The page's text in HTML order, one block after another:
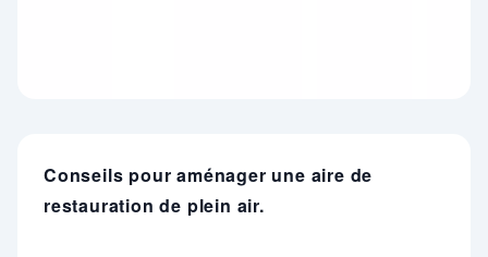
Conseils pour aménager une aire de
restauration de plein air.